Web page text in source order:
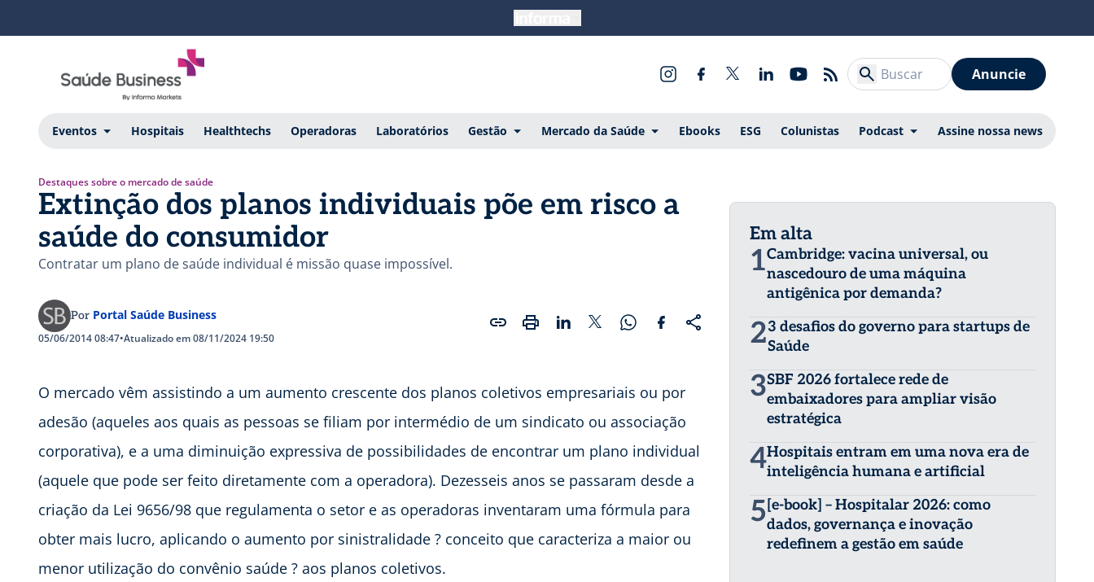
Anuncie
Eventos Hospitais Healthtechs Operadoras Laboratórios Gestão Mercado da Saúde Ebooks ESG Colunistas Podcast Assine nossa news
Destaques sobre o mercado de saúde
Extinção dos planos individuais põe em risco a
saúde do consumidor
Contratar um plano de saúde individual é missão quase impossível.
Por Portal Saúde Business
05/06/2014 08:47•Atualizado em 08/11/2024 19:50
O mercado vêm assistindo a um aumento crescente dos planos coletivos empresariais ou por
adesão (aqueles aos quais as pessoas se filiam por intermédio de um sindicato ou associação
corporativa), e a uma diminuição expressiva de possibilidades de encontrar um plano individual
(aquele que pode ser feito diretamente com a operadora). Dezesseis anos se passaram desde a
criação da Lei 9656/98 que regulamenta o setor e as operadoras inventaram uma fórmula para
obter mais lucro, aplicando o aumento por sinistralidade ? conceito que caracteriza a maior ou
menor utilização do convênio saúde ? aos planos coletivos.
Em alta
1Cambridge: vacina universal, ou
nascedouro de uma máquina
antigênica por demanda?
23 desafios do governo para startups de
Saúde
3SBF 2026 fortalece rede de
embaixadores para ampliar visão
estratégica
4Hospitais entram em uma nova era de
inteligência humana e artificial
5 [e-book] – Hospitalar 2026: como
dados, governança e inovação
redefinem a gestão em saúde